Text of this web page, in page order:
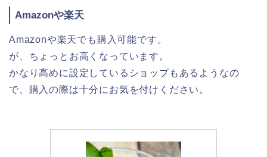
Amazonや楽天
Amazonや楽天でも購入可能です。
が、ちょっとお高くなっています。
かなり高めに設定しているショップもあるようなの
で、購入の際は十分にお気を付けください。